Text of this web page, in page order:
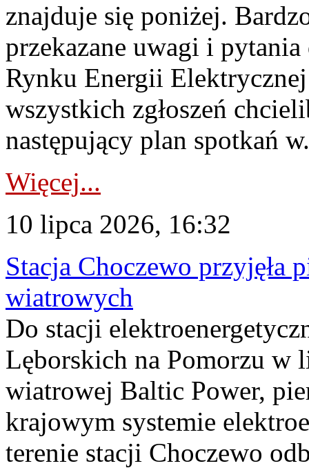
znajduje się poniżej.
przekazane uwagi i
Rynku Energii
wszystkich zgłoszeń
następujący plan spotkań
Więcej...
10 lipca 2026, 16:32
Stacja Choczewo przyjęła
wiatrowych
Do stacji
Lęborskich na Pomorzu w
wiatrowej Baltic Power,
krajowym systemie
terenie stacji Choczewo